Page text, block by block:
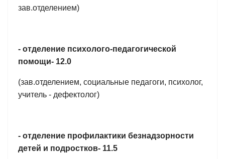
зав.отделением)
- отделение психолого-педагогической
помощи- 12.0
(зав.отделением, социальные педагоги, психолог,
учитель - дефектолог)
- отделение профилактики безнадзорности
детей и подростков- 11.5